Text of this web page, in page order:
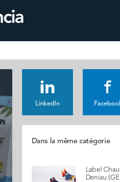
LinkedIn
Dans la même catégorie
Label
Deniau (GE